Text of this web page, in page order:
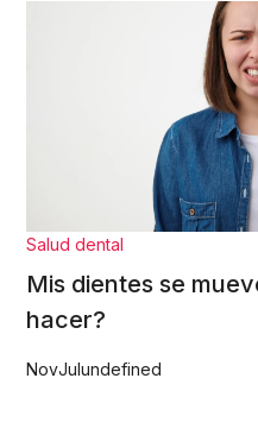
Salud dental
Mis dientes se
hacer?
NovJulundefined